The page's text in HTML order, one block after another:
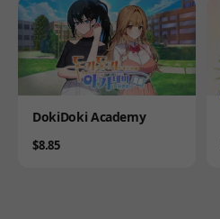
Product
DokiDoki Academy
Price
$8.85